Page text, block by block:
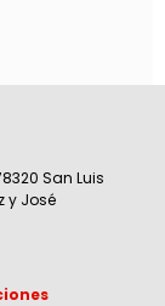
San Luis
y José